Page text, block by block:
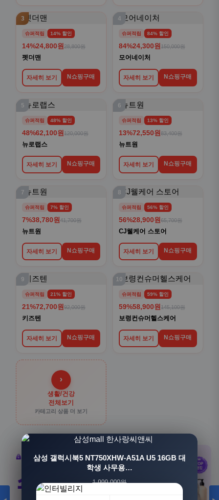
3
슈퍼적립 14% 할인
14%24,800원 28,800원
펫더맨
자세히 보기 N쇼핑구매
4
슈퍼적립 84% 할인
84%24,300원 150,000원
모어네이처
자세히 보기 N쇼핑구매
5
슈퍼적립 48% 할인
48%62,100원 120,000원
뉴로랩스
자세히 보기 N쇼핑구매
6
슈퍼적립 13% 할인
13%72,550원 83,400원
뉴트원
자세히 보기 N쇼핑구매
7
슈퍼적립 7% 할인
7%38,780원 41,700원
뉴트원
자세히 보기 N쇼핑구매
8
슈퍼적립 56% 할인
56%28,900원 65,700원
CJ웰케어 스토어
자세히 보기 N쇼핑구매
9
슈퍼적립 21% 할인
21%72,700원 92,000원
키즈텐
자세히 보기 N쇼핑구매
10
슈퍼적립 59% 할인
59%58,900원 145,100원
보령컨슈머헬스케어
자세히 보기 N쇼핑구매
›
생활/건강
전체보기
카테고리 상품 더 보기
[3+1] 동국제약 마이핏 V 활성엽산 임신준비 임산
부영양 30정, 4개
100,000원
삼성 갤럭시북5 NT750XHW-A51A U5 16GB 대
학생 사무용…
1,999,000원